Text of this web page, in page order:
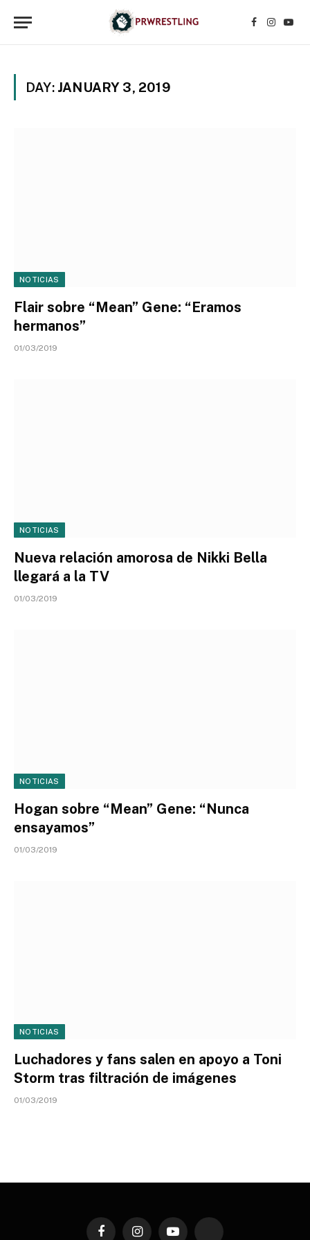
Facebook
DAY: JANUARY 3, 2019
NOTICIAS
Flair sobre “Mean” Gene: “Eramos
hermanos”
01/03/2019
NOTICIAS
Nueva relación amorosa de Nikki Bella
llegará a la TV
01/03/2019
NOTICIAS
Hogan sobre “Mean” Gene: “Nunca
ensayamos”
01/03/2019
NOTICIAS
Luchadores y fans salen en apoyo a Toni
Storm tras filtración de imágenes
01/03/2019
FacebookInstagramYouTube TikTok